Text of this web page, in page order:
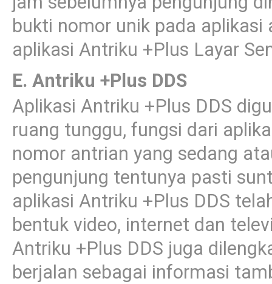
bukti nomor unik pada
aplikasi Antriku +Plus Layar
E. Antriku +Plus DDS
Aplikasi Antriku +Plus DDS
ruang tunggu, fungsi dari
nomor antrian yang sedang
pengunjung tentunya pasti
aplikasi Antriku +Plus DDS
bentuk video, internet dan
Antriku +Plus DDS juga
berjalan sebagai informasi